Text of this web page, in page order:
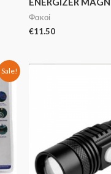
Φακοί
€11.50
Sale!